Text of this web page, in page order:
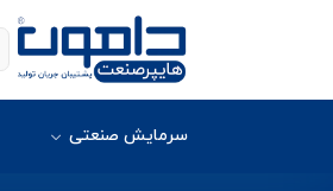
سرمایش صنعتی